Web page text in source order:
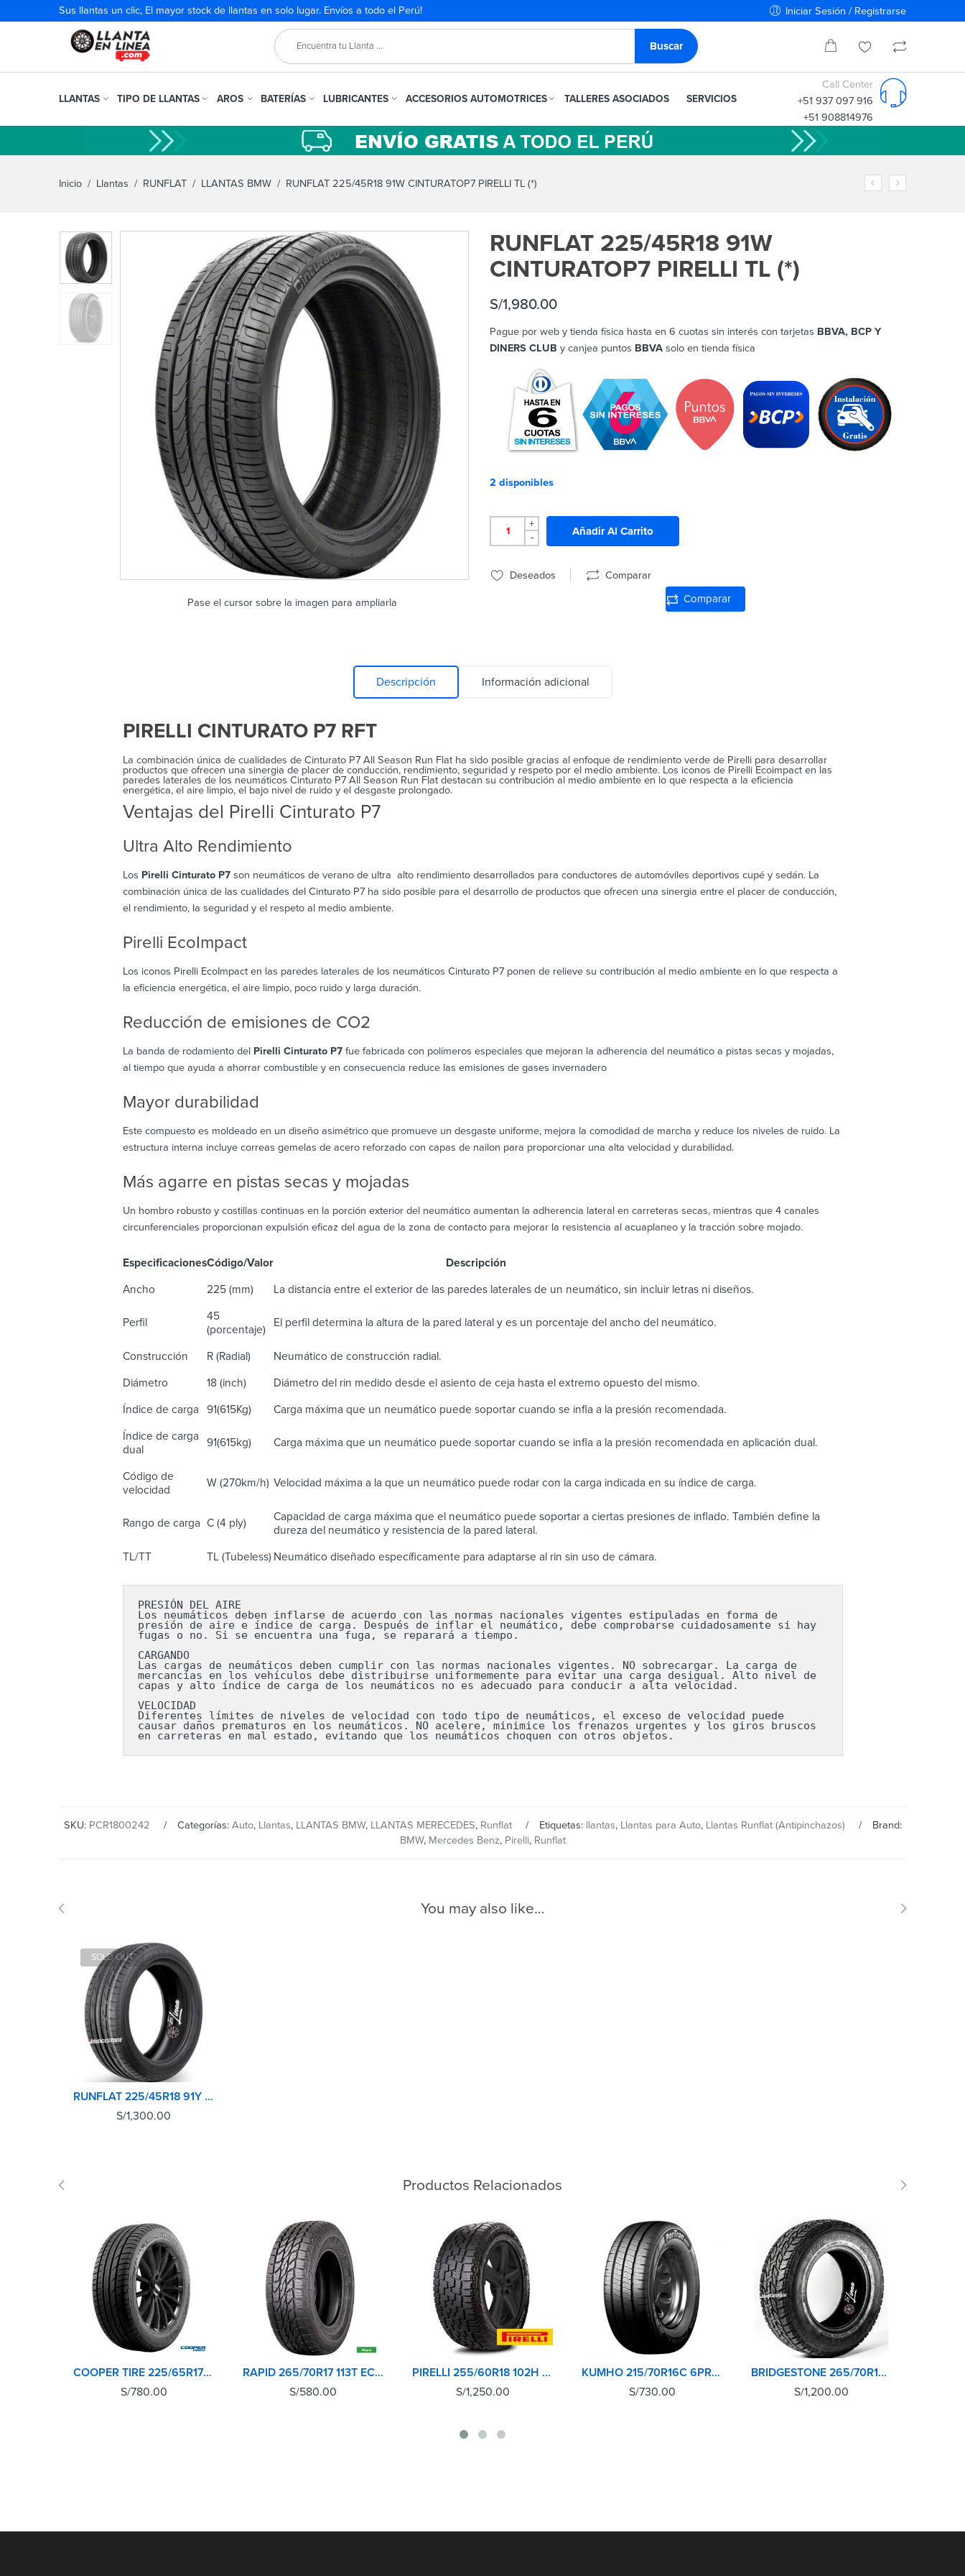
Sus llantas un clic, El mayor stock de llantas en solo lugar. Envíos a todo el Perú! Iniciar Sesión / Registrarse
LLANTAS TIPO DE LLANTAS AROS BATERÍAS LUBRICANTES ACCESORIOS AUTOMOTRICES TALLERES ASOCIADOS SERVICIOS
Call Center
+51 937 097 916
+51 908814976
Inicio / Llantas / RUNFLAT / LLANTAS BMW / RUNFLAT 225/45R18 91W CINTURATOP7 PIRELLI TL (*)
Pase el cursor sobre la imagen para ampliarla
RUNFLAT 225/45R18 91W
CINTURATOP7 PIRELLI TL (*)
S/1,980.00
Pague por web y tienda física hasta en 6 cuotas sin interés con tarjetas BBVA, BCP Y
DINERS CLUB y canjea puntos BBVA solo en tienda física
2 disponibles
+
-
Añadir Al Carrito
Deseados Comparar
Comparar
Descripción Información adicional
PIRELLI CINTURATO P7 RFT
La combinación única de cualidades de Cinturato P7 All Season Run Flat ha sido posible gracias al enfoque de rendimiento verde de Pirelli para desarrollar
productos que ofrecen una sinergia de placer de conducción, rendimiento, seguridad y respeto por el medio ambiente. Los iconos de Pirelli Ecoimpact en las
paredes laterales de los neumáticos Cinturato P7 All Season Run Flat destacan su contribución al medio ambiente en lo que respecta a la eficiencia
energética, el aire limpio, el bajo nivel de ruido y el desgaste prolongado.
Ventajas del Pirelli Cinturato P7
Ultra Alto Rendimiento
Los Pirelli Cinturato P7son neumáticos de verano de ultra alto rendimiento desarrollados para conductores de automóviles deportivos cupé y sedán. La
combinación única de las cualidades del Cinturato P7 ha sido posible para el desarrollo de productos que ofrecen una sinergia entre el placer de conducción,
el rendimiento, la seguridad y el respeto al medio ambiente.
Pirelli EcoImpact
Los iconos Pirelli EcoImpact en las paredes laterales de los neumáticos Cinturato P7 ponen de relieve su contribución al medio ambiente en lo que respecta a
la eficiencia energética, el aire limpio, poco ruido y larga duración.
Reducción de emisiones de CO2
La banda de rodamiento del Pirelli Cinturato P7fue fabricada con polímeros especiales que mejoran la adherencia del neumático a pistas secas y mojadas,
al tiempo que ayuda a ahorrar combustible y en consecuencia reduce las emisiones de gases invernadero
Mayor durabilidad
Este compuesto es moldeado en un diseño asimétrico que promueve un desgaste uniforme, mejora la comodidad de marcha y reduce los niveles de ruido. La
estructura interna incluye correas gemelas de acero reforzado con capas de nailon para proporcionar una alta velocidad y durabilidad.
Más agarre en pistas secas y mojadas
Un hombro robusto y costillas continuas en la porción exterior del neumático aumentan la adherencia lateral en carreteras secas, mientras que 4 canales
circunferenciales proporcionan expulsión eficaz del agua de la zona de contacto para mejorar la resistencia al acuaplaneo y la tracción sobre mojado.
EspecificacionesCódigo/ValorDescripción
Ancho 225 (mm) La distancia entre el exterior de las paredes laterales de un neumático, sin incluir letras ni diseños.
Perfil
45
(porcentaje)
El perfil determina la altura de la pared lateral y es un porcentaje del ancho del neumático.
Construcción R (Radial) Neumático de construcción radial.
Diámetro 18 (inch) Diámetro del rin medido desde el asiento de ceja hasta el extremo opuesto del mismo.
Índice de carga 91(615Kg) Carga máxima que un neumático puede soportar cuando se infla a la presión recomendada.
Índice de carga
dual
91(615kg) Carga máxima que un neumático puede soportar cuando se infla a la presión recomendada en aplicación dual.
Código de
velocidad
W (270km/h) Velocidad máxima a la que un neumático puede rodar con la carga indicada en su índice de carga.
Rango de carga C (4 ply)
Capacidad de carga máxima que el neumático puede soportar a ciertas presiones de inflado. También define la
dureza del neumático y resistencia de la pared lateral.
TL/TT TL (Tubeless) Neumático diseñado específicamente para adaptarse al rin sin uso de cámara.
PRESIÓN DEL AIRE
Los neumáticos deben inflarse de acuerdo con las normas nacionales vigentes estipuladas en forma de
presión de aire e índice de carga. Después de inflar el neumático, debe comprobarse cuidadosamente si hay
fugas o no. Si se encuentra una fuga, se reparará a tiempo.
CARGANDO
Las cargas de neumáticos deben cumplir con las normas nacionales vigentes. NO sobrecargar. La carga de
mercancías en los vehículos debe distribuirse uniformemente para evitar una carga desigual. Alto nivel de
capas y alto índice de carga de los neumáticos no es adecuado para conducir a alta velocidad.
VELOCIDAD
Diferentes límites de niveles de velocidad con todo tipo de neumáticos, el exceso de velocidad puede
causar daños prematuros en los neumáticos. NO acelere, minimice los frenazos urgentes y los giros bruscos
en carreteras en mal estado, evitando que los neumáticos choquen con otros objetos.
SKU: PCR1800242 Categorías: Auto, Llantas, LLANTAS BMW, LLANTAS MERECEDES, Runflat Etiquetas: llantas, Llantas para Auto, Llantas Runflat (Antipinchazos)
Brand:
BMW, Mercedes Benz, Pirelli, Runflat
You may also like…
SOLD OUT
RUNFLAT 225/45R18 91Y POTENZA S001 BRIDGESTONE
S/1,300.00
Productos Relacionados
COOPER TIRE 225/65R17 102H EVOLUTION SPORT
S/780.00
RAPID 265/70R17 113T ECOLANDER AT
S/580.00
PIRELLI 255/60R18 102H SCORPION A/T+
S/1,250.00
KUMHO 215/70R16C 6PR PORTRAN KC53
S/730.00
BRIDGESTONE 265/70R16 112S DUELER AT694
S/1,200.00